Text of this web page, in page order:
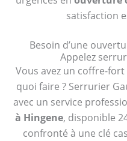
satisfaction
Besoin d’une
Appelez
Vous avez un coffre-
quoi faire ? Serrurier
avec un service
à Hingene, disponible
confronté à une clé